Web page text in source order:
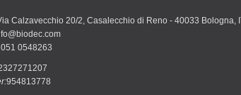
Calzavecchio 20/2, Casalecchio di Reno - 40033 Bologna,
0548263
954813778